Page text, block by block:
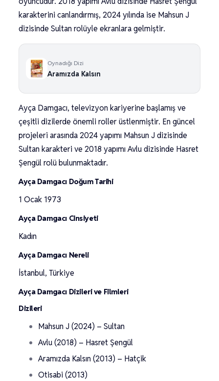
karakterini canlandırmış, 2024 yılında ise Mahsun J
dizisinde Sultan rolüyle ekranlara gelmiştir.
Oynadığı Dizi
Aramızda Kalsın
Ayça Damgacı, televizyon kariyerine başlamış ve
çeşitli dizilerde önemli roller üstlenmiştir. En güncel
projeleri arasında 2024 yapımı Mahsun J dizisinde
Sultan karakteri ve 2018 yapımı Avlu dizisinde Hasret
Şengül rolü bulunmaktadır.
Ayça Damgacı Doğum Tarihi
1 Ocak 1973
Ayça Damgacı Cinsiyeti
Kadın
Ayça Damgacı Nereli
İstanbul, Türkiye
Ayça Damgacı Dizileri ve Filmleri
Dizileri
Mahsun J (2024) – Sultan
Avlu (2018) – Hasret Şengül
Aramızda Kalsın (2013) – Hatçik
Otisabi (2013)